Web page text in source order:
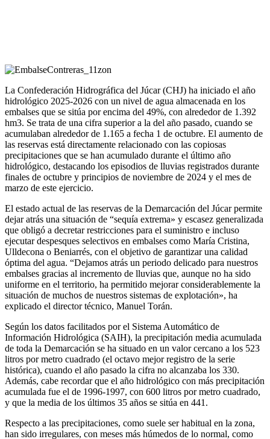
La Confederación Hidrográfica del Júcar (CHJ) ha iniciado el año
hidrológico 2025-2026 con un nivel de agua almacenada en los
embalses que se sitúa por encima del 49%, con alrededor de 1.392
hm3. Se trata de una cifra superior a la del año pasado, cuando se
acumulaban alrededor de 1.165 a fecha 1 de octubre. El aumento de
las reservas está directamente relacionado con las copiosas
precipitaciones que se han acumulado durante el último año
hidrológico, destacando los episodios de lluvias registrados durante
finales de octubre y principios de noviembre de 2024 y el mes de
marzo de este ejercicio.
El estado actual de las reservas de la Demarcación del Júcar permite
dejar atrás una situación de “sequía extrema» y escasez generalizada
que obligó a decretar restricciones para el suministro e incluso
ejecutar despesques selectivos en embalses como María Cristina,
Ulldecona o Beniarrés, con el objetivo de garantizar una calidad
óptima del agua. “Dejamos atrás un periodo delicado para nuestros
embalses gracias al incremento de lluvias que, aunque no ha sido
uniforme en el territorio, ha permitido mejorar considerablemente la
situación de muchos de nuestros sistemas de explotación», ha
explicado el director técnico, Manuel Torán.
Según los datos facilitados por el Sistema Automático de
Información Hidrológica (SAIH), la precipitación media acumulada
de toda la Demarcación se ha situado en un valor cercano a los 523
litros por metro cuadrado (el octavo mejor registro de la serie
histórica), cuando el año pasado la cifra no alcanzaba los 330.
Además, cabe recordar que el año hidrológico con más precipitación
acumulada fue el de 1996-1997, con 600 litros por metro cuadrado,
y que la media de los últimos 35 años se sitúa en 441.
Respecto a las precipitaciones, como suele ser habitual en la zona,
han sido irregulares, con meses más húmedos de lo normal, como